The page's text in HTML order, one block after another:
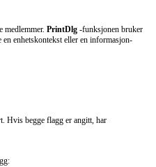
medlemmer. PrintDlg -funksjonen bruker
enhetskontekst eller en informasjon-
Hvis begge flagg er angitt, har